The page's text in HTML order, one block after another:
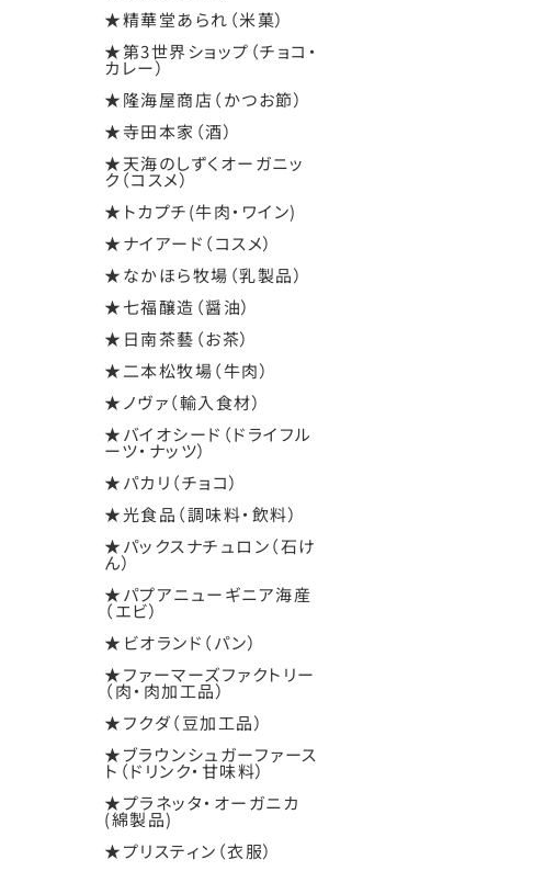
★精華堂あられ（米菓）
★第3世界ショップ（チョコ・
カレー）
★隆海屋商店（かつお節）
★寺田本家（酒）
★天海のしずくオーガニッ
ク（コスメ）
★トカプチ(牛肉・ワイン)
★ナイアード（コスメ）
★なかほら牧場（乳製品）
★七福醸造（醤油）
★日南茶藝（お茶）
★二本松牧場（牛肉）
★ノヴァ（輸入食材）
★バイオシード（ドライフル
ーツ・ナッツ）
★パカリ（チョコ）
★光食品（調味料・飲料）
★パックスナチュロン（石け
ん）
★パプアニューギニア海産
（エビ）
★ビオランド（パン）
★ファーマーズファクトリー
（肉・肉加工品）
★フクダ（豆加工品）
★ブラウンシュガーファース
ト（ドリンク・甘味料）
★プラネッタ・オーガニカ
(綿製品)
★プリスティン（衣服）